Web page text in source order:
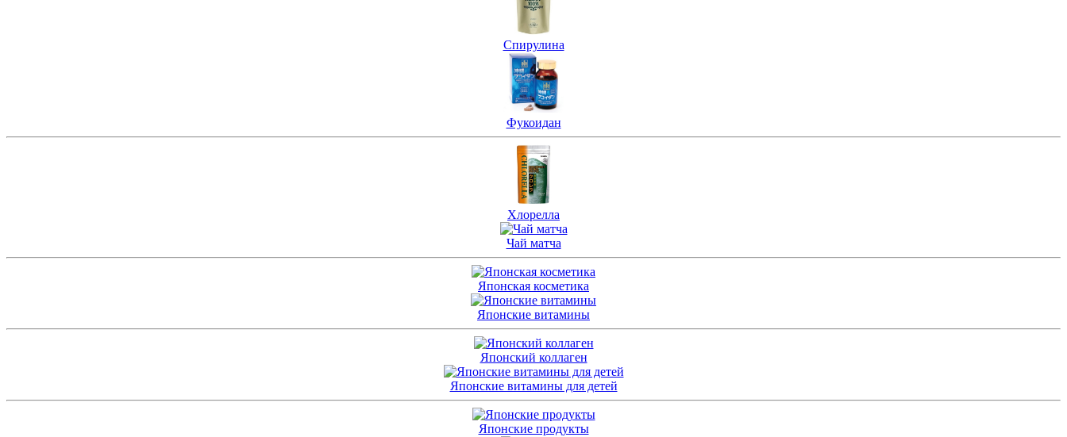
Спирулина
Фукоидан
Хлорелла
Чай матча
Японская косметика
Японские витамины
Японский коллаген
Японские витамины для детей
Японские продукты